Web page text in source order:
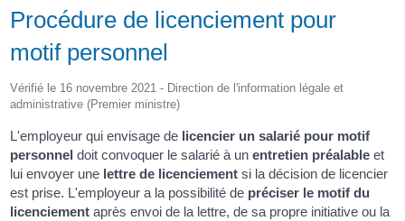
Procédure de licenciement pour
motif personnel
Vérifié le 16 novembre 2021 - Direction de l'information légale et
administrative (Premier ministre)
L'employeur qui envisage de licencier un salarié pour motif
personnel doit convoquer le salarié à unentretien préalable et
lui envoyer une lettre de licenciementsi la décision de licencier
est prise. L'employeur a la possibilité de préciser le motif du
licenciement après envoi de la lettre, de sa propre initiative ou la